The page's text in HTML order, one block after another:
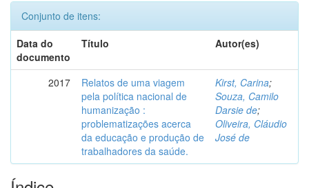
Conjunto de itens:
Data do
documento
Título Autor(es)
2017
Relatos de uma viagem
pela política nacional de
humanização :
problematizações acerca
da educação e produção de
trabalhadores da saúde.
Kirst, Carina;
Souza, Camilo
Darsie de;
Oliveira, Cláudio
José de